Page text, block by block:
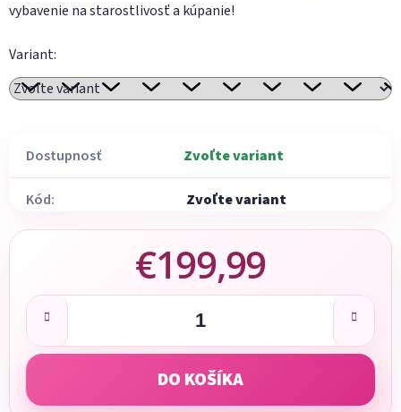
vybavenie na starostlivosť a kúpanie!
Variant:
Dostupnosť Zvoľte variant
Kód: Zvoľte variant
€199,99
Jednotková cena:
DO KOŠÍKA